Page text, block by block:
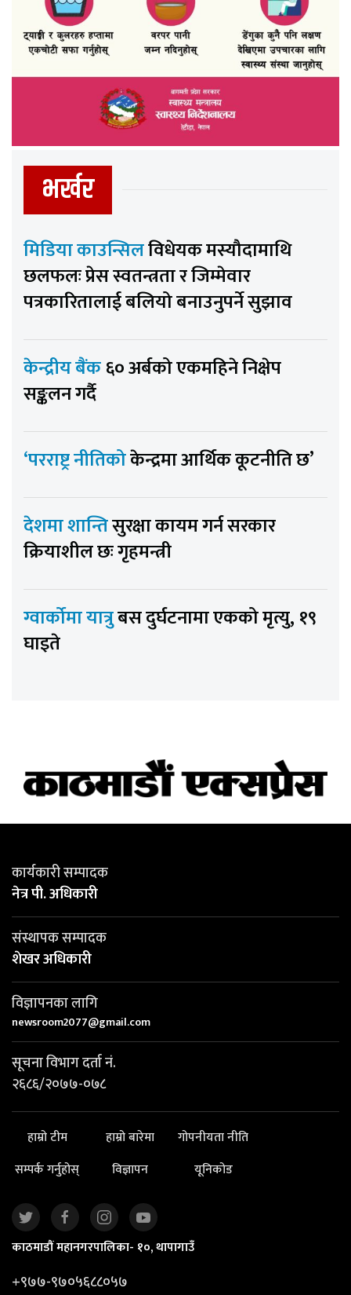
भर्खर
मिडिया काउन्सिलविधेयक मस्यौदामाथि
छलफलः प्रेस स्वतन्त्रता र जिम्मेवार
पत्रकारितालाई बलियो बनाउनुपर्ने सुझाव
केन्द्रीय बैंक६० अर्बको एकमहिने निक्षेप
सङ्कलन गर्दै
‘परराष्ट्र नीतिकोकेन्द्रमा आर्थिक कूटनीति छ’
देशमा शान्तिसुरक्षा कायम गर्न सरकार
क्रियाशील छः गृहमन्त्री
ग्वार्कोमा यात्रुबस दुर्घटनामा एकको मृत्यु, १९
घाइते
कार्यकारी सम्पादक
नेत्र पी. अधिकारी
संस्थापक सम्पादक
शेखर अधिकारी
विज्ञापनका लागि
newsroom2077@gmail.com
सूचना विभाग दर्ता नं.
२६८६/२०७७-०७८
हाम्रो टीम हाम्रो बारेमा
गोपनीयता नीति
सम्पर्क गर्नुहोस्
विज्ञापन यूनिकोड
काठमाडौं महानगरपालिका- १०, थापागाउँ
+९७७-९७०५६८८०५७